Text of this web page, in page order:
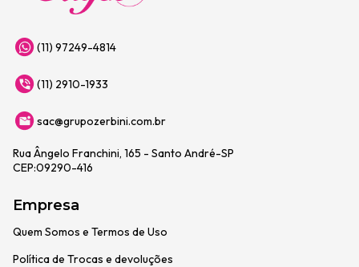
(11) 97249-4814
(11) 2910-1933
sac@grupozerbini.com.br
Rua Ângelo Franchini, 165 - Santo André-SP
CEP:09290-416
Empresa
Quem Somos e Termos de Uso
Política de Trocas e devoluções